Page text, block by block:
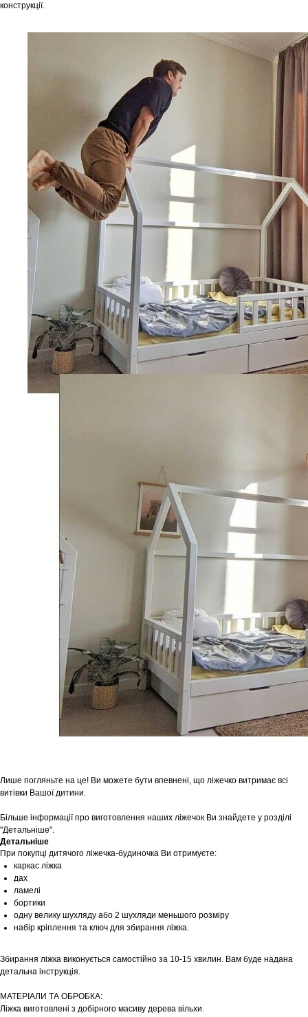
конструкції.
Лише погляньте на це! Ви можете бути впевнені, що ліжечко витримає всі
витівки Вашої дитини.
Більше інформації про виготовлення наших ліжечок Ви знайдете у розділі
"Детальніше".
Детальніше
При покупці дитячого ліжечка-будиночка Ви отримуєте:
каркас ліжка
дах
ламелі
бортики
одну велику шухляду або 2 шухляди меньшого розміру
набір кріплення та ключ для збирання ліжка.
Збирання ліжка виконується самостійно за 10-15 хвилин. Вам буде надана
детальна інструкція.
МАТЕРІАЛИ ТА ОБРОБКА:
Ліжка виготовлені з добірного масиву дерева вільхи.